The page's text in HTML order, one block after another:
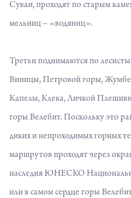
Суваи, проходят по старым
мельниц – «водяниц».
Третьи поднимаются по
Виницы, Петровой горы,
Капелы, Клека, Личкой
горы Велебит. Поскольку это
диких и непроходимых горных
маршрутов проходят через
наследия ЮНЕСКО
или в самом сердце горы